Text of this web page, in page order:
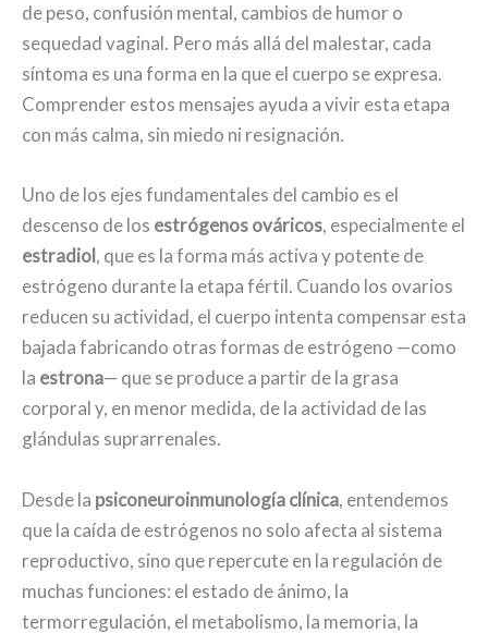
de peso, confusión mental, cambios de humor o
sequedad vaginal. Pero más allá del malestar, cada
síntoma es una forma en la que el cuerpo se expresa.
Comprender estos mensajes ayuda a vivir esta etapa
con más calma, sin miedo ni resignación.
Uno de los ejes fundamentales del cambio es el
descenso de los estrógenos ováricos, especialmente el
estradiol, que es la forma más activa y potente de
estrógeno durante la etapa fértil. Cuando los ovarios
reducen su actividad, el cuerpo intenta compensar esta
bajada fabricando otras formas de estrógeno —como
la estrona— que se produce a partir de la grasa
corporal y, en menor medida, de la actividad de las
glándulas suprarrenales.
Desde la psiconeuroinmunología clínica, entendemos
que la caída de estrógenos no solo afecta al sistema
reproductivo, sino que repercute en la regulación de
muchas funciones: el estado de ánimo, la
termorregulación, el metabolismo, la memoria, la